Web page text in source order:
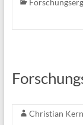
Christian Kern